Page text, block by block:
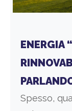
ENERGIA
Spesso,